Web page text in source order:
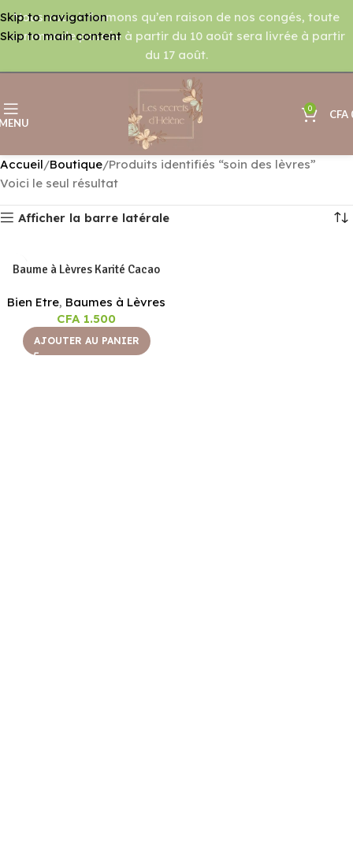
Skip to navigation
Skip to main content
Nous vous informons qu’en raison de nos congés, toute
commande passée à partir du 10 août sera livrée à partir
du 17 août.
0 CFA
Accueil Boutique Produits identifiés “soin des lèvres”
Voici le seul résultat
Afficher la barre latérale
Baume à Lèvres Karité Cacao
Bien Etre, Baumes à Lèvres
CFA1.500
AJOUTER AU PANIER